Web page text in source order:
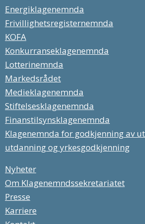
Energiklagenemnda
Frivillighetsregisternemnda
KOFA
Konkurranseklagenemnda
Lotterinemnda
Markedsrådet
Medieklagenemnda
Stiftelsesklagenemnda
Finanstilsynsklagenemnda
Klagenemnda for godkjenning av
utdanning og yrkesgodkjenning
Nyheter
Om Klagenemndssekretariatet
Presse
Karriere